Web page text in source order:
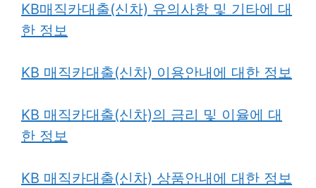
KB매직카대출(신차) 유의사항 및 기타에 대
한 정보
KB 매직카대출(신차) 이용안내에 대한 정보
KB 매직카대출(신차)의 금리 및 이율에 대
한 정보
KB 매직카대출(신차) 상품안내에 대한 정보